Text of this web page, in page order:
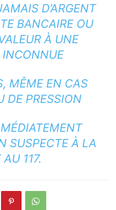
D’ARGENT
BANCAIRE OU
À UNE
INCONNUE
MÊME EN CAS
DE PRESSION
SUSPECTE À LA
117.